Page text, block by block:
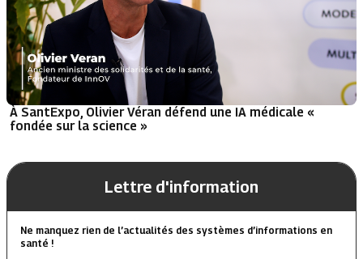
À SantExpo, Olivier Véran défend une IA médicale «
fondée sur la science »
Lettre d'information
Ne manquez rien de l’actualités des systèmes d’informations en
santé !